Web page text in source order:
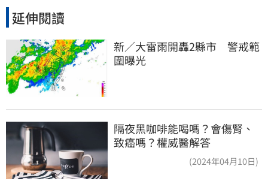
延伸閱讀
新／大雷雨開轟2縣市　警戒範
圍曝光
隔夜黑咖啡能喝嗎？會傷腎、
致癌嗎？權威醫解答
(2024年04月10日)